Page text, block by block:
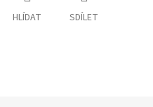
HLÍDAT SDÍLET